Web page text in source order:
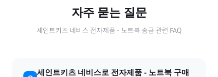
자주 묻는 질문
세인트키츠 네비스 전자제품 - 노트북 송금 관련 FAQ
세인트키츠 네비스로 전자제품 - 노트북 구매